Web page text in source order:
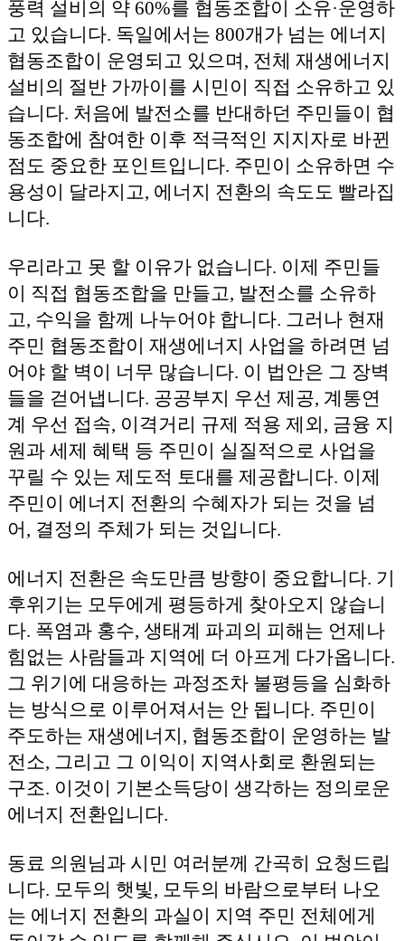
풍력 설비의 약 60%를 협동조합이 소유·운영하
고 있습니다. 독일에서는 800개가 넘는 에너지
협동조합이 운영되고 있으며, 전체 재생에너지
설비의 절반 가까이를 시민이 직접 소유하고 있
습니다. 처음에 발전소를 반대하던 주민들이 협
동조합에 참여한 이후 적극적인 지지자로 바뀐
점도 중요한 포인트입니다. 주민이 소유하면 수
용성이 달라지고, 에너지 전환의 속도도 빨라집
니다.
우리라고 못 할 이유가 없습니다. 이제 주민들
이 직접 협동조합을 만들고, 발전소를 소유하
고, 수익을 함께 나누어야 합니다. 그러나 현재
주민 협동조합이 재생에너지 사업을 하려면 넘
어야 할 벽이 너무 많습니다. 이 법안은 그 장벽
들을 걷어냅니다. 공공부지 우선 제공, 계통연
계 우선 접속, 이격거리 규제 적용 제외, 금융 지
원과 세제 혜택 등 주민이 실질적으로 사업을
꾸릴 수 있는 제도적 토대를 제공합니다. 이제
주민이 에너지 전환의 수혜자가 되는 것을 넘
어, 결정의 주체가 되는 것입니다.
에너지 전환은 속도만큼 방향이 중요합니다. 기
후위기는 모두에게 평등하게 찾아오지 않습니
다. 폭염과 홍수, 생태계 파괴의 피해는 언제나
힘없는 사람들과 지역에 더 아프게 다가옵니다.
그 위기에 대응하는 과정조차 불평등을 심화하
는 방식으로 이루어져서는 안 됩니다. 주민이
주도하는 재생에너지, 협동조합이 운영하는 발
전소, 그리고 그 이익이 지역사회로 환원되는
구조. 이것이 기본소득당이 생각하는 정의로운
에너지 전환입니다.
동료 의원님과 시민 여러분께 간곡히 요청드립
니다. 모두의 햇빛, 모두의 바람으로부터 나오
는 에너지 전환의 과실이 지역 주민 전체에게